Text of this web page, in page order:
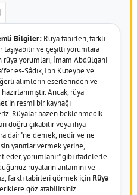
Bilgiler: Rüya tabirleri, farklı
ve çeşitli yorumlara
rüya yorumları, İmam Abdülgani
es-Sâdık, İbn Kuteybe ve
alimlerin eserlerinden ve
Ancak, rüya
resmi bir kaynağı
Rüyalar bazen beklenmedik
doğru çıkabilir veya ihya
dair "ne demek, nedir ve ne
yanıtlar vermek yerine,
eder, yorumlanır" gibi ifadelerle
rüyaların anlamını ve
farklı tabirleri görmek için Rüya
göz atabilirsiniz.